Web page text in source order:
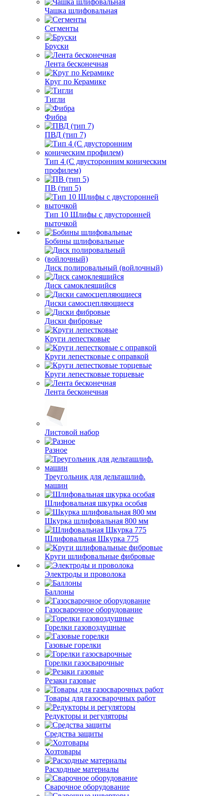
Чашка шлифовальная
Сегменты
Бруски
Лента бесконечная
Круг по Керамике
Тигли
Фибра
ПВД (тип 7)
Тип 4 (С двусторонним коническим
профилем)
ПВ (тип 5)
Тип 10 Шлифы с двусторонней
выточкой
Бобины шлифовальные
Диск полировальный (войлочный)
Диск самоклеящийся
Диски самосцепляющиеся
Диски фибровые
Круги лепестковые
Круги лепестковые с оправкой
Круги лепестковые торцевые
Лента бесконечная
Листовой набор
Разное
Треугольник для дельташлиф.
машин
Шлифовальная шкурка особая
Шкурка шлифовальная 800 мм
Шлифовальная Шкурка 775
Круги шлифовальные фибровые
Электроды и проволока
Баллоны
Газосварочное оборудование
Горелки газовоздушные
Газовые горелки
Горелки газосварочные
Резаки газовые
Товары для газосварочных работ
Редукторы и регуляторы
Средства защиты
Хозтовары
Расходные материалы
Сварочное оборудование